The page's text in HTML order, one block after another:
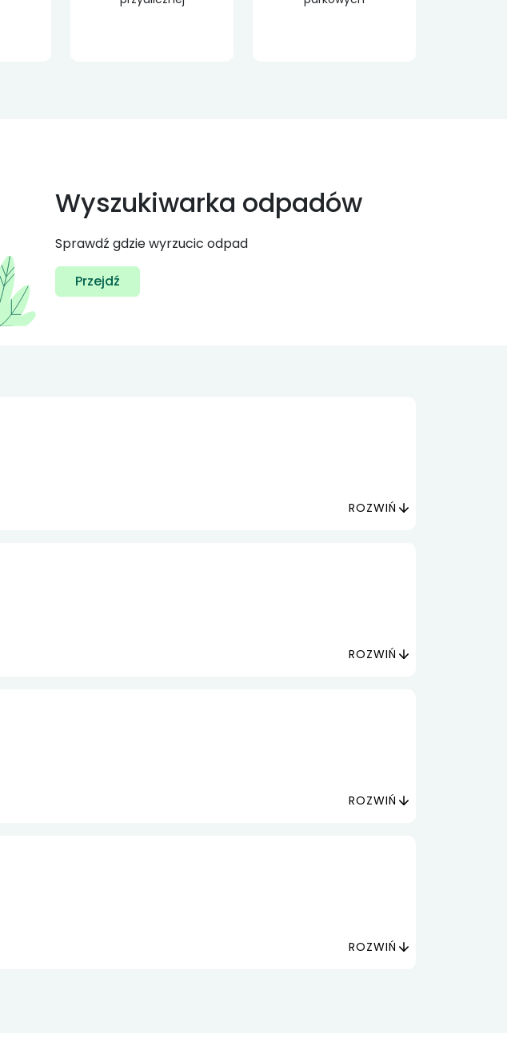
Wyszukiwarka odpadów
Sprawdź gdzie wyrzucic odpad
Przejdź
ROZWIŃ
ROZWIŃ
ROZWIŃ
ROZWIŃ